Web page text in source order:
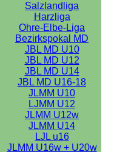
Salzlandliga
Harzliga
Ohre-Elbe-Liga
Bezirkspokal MD
JBL MD U10
JBL MD U12
JBL MD U14
JBL MD U16-18
JLMM U10
LJMM U12
JLMM U12w
JLMM U14
LJL u16
JLMM U16w + U20w